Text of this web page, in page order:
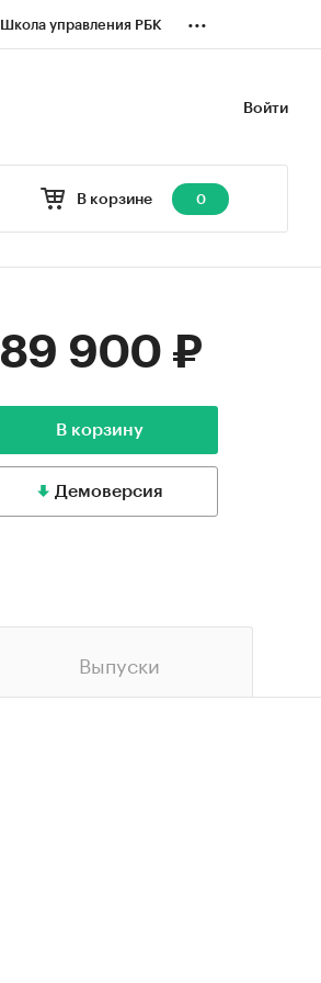
Школа управления РБК ...
Войти
В корзине 0
89 900 ₽
В корзину
Демоверсия
Выпуски